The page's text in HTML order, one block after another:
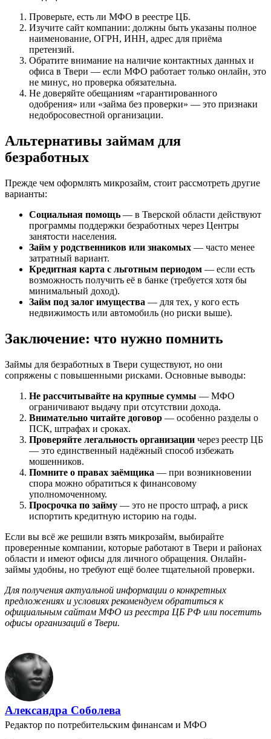
Проверьте, есть ли МФО в реестре ЦБ.
Изучите сайт компании: должны быть указаны полное
наименование, ОГРН, ИНН, адрес для приёма
претензий.
Обратите внимание на наличие контактных данных и
офиса в Твери — если МФО работает только онлайн, это
не минус, но проверка обязательна.
Не доверяйте обещаниям «гарантированного
одобрения» или «займа без проверки» — это признаки
недобросовестной организации.
Альтернативы займам для
безработных
Прежде чем оформлять микрозайм, стоит рассмотреть другие
варианты:
Социальная помощь — в Тверской области действуют
программы поддержки безработных через Центры
занятости населения.
Займ у родственников или знакомых — часто менее
затратный вариант.
Кредитная карта с льготным периодом — если есть
возможность получить её в банке (требуется хотя бы
минимальный доход).
Займ под залог имущества — для тех, у кого есть
недвижимость или автомобиль (но риски выше).
Заключение: что нужно помнить
Займы для безработных в Твери существуют, но они
сопряжены с повышенными рисками. Основные выводы:
Не рассчитывайте на крупные суммы — МФО
ограничивают выдачу при отсутствии дохода.
Внимательно читайте договор — особенно разделы о
ПСК, штрафах и сроках.
Проверяйте легальность организации через реестр ЦБ
— это единственный надёжный способ избежать
мошенников.
Помните о правах заёмщика — при возникновении
спора можно обратиться к финансовому
уполномоченному.
Просрочка по займу — это не просто штраф, а риск
испортить кредитную историю на годы.
Если вы всё же решили взять микрозайм, выбирайте
проверенные компании, которые работают в Твери и районах
области и имеют офисы для личного обращения. Онлайн-
займы удобны, но требуют ещё более тщательной проверки.
Для получения актуальной информации о конкретных
предложениях и условиях рекомендуем обратиться к
официальным сайтам МФО из реестра ЦБ РФ или посетить
офисы организаций в Твери.
Александра Соболева
Редактор по потребительским финансам и МФО